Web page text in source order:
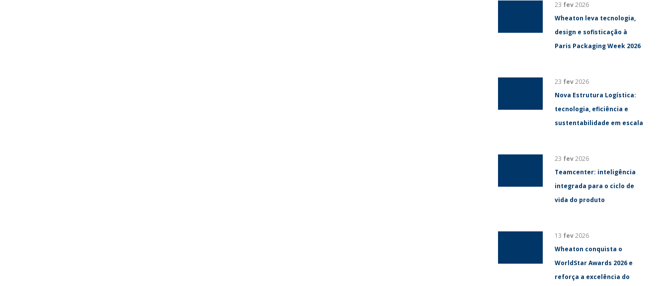
23 fev2026
Wheaton leva tecnologia,
design e sofisticação à
Paris Packaging Week 2026
23 fev2026
Nova Estrutura Logística:
tecnologia, eficiência e
sustentabilidade em escala
23 fev2026
Teamcenter: inteligência
integrada para o ciclo de
vida do produto
13 fev2026
Wheaton conquista o
WorldStar Awards 2026 e
reforça a excelência do